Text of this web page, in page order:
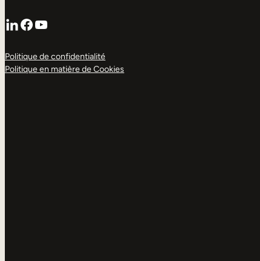
LinkedIn
Facebook
YouTube
Politique de confidentialité
Politique en matière de Cookies